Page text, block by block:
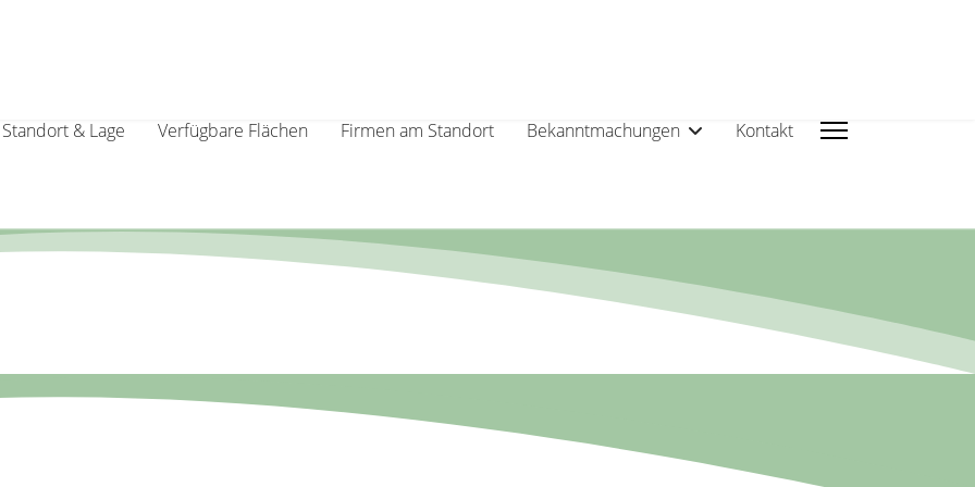
Standort & Lage Verfügbare Flächen Firmen am Standort Bekanntmachungen Kontakt